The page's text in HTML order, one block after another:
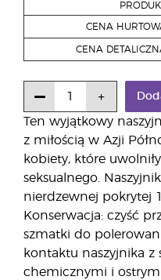
Ten wyjątkowy
z miłością w Azji
kobiety, które
seksualnego.
nierdzewnej pokrytej
Konserwacja: czyść
szmatki do
kontaktu naszyjnika z
chemicznymi i
PRODUKT
CENA
CENA